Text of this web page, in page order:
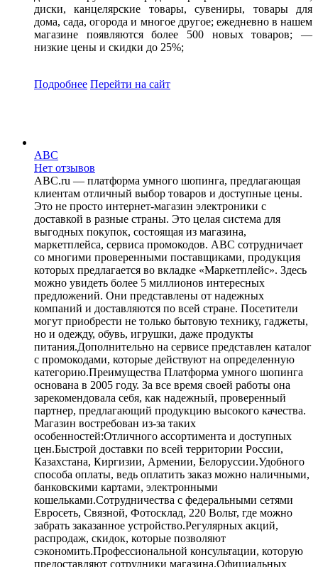
диски, канцелярские товары, сувениры, товары для
дома, сада, огорода и многое другое; ежедневно в нашем
магазине появляются более 500 новых товаров; —
низкие цены и скидки до 25%;
Подробнее Перейти на сайт
ABC
Нет отзывов
ABC.ru — платформа умного шопинга, предлагающая
клиентам отличный выбор товаров и доступные цены.
Это не просто интернет-магазин электроники с
доставкой в разные страны. Это целая система для
выгодных покупок, состоящая из магазина,
маркетплейса, сервиса промокодов. ABC сотрудничает
со многими проверенными поставщиками, продукция
которых предлагается во вкладке «Маркетплейс». Здесь
можно увидеть более 5 миллионов интересных
предложений. Они представлены от надежных
компаний и доставляются по всей стране. Посетители
могут приобрести не только бытовую технику, гаджеты,
но и одежду, обувь, игрушки, даже продукты
питания.Дополнительно на сервисе представлен каталог
с промокодами, которые действуют на определенную
категорию.Преимущества Платформа умного шопинга
основана в 2005 году. За все время своей работы она
зарекомендовала себя, как надежный, проверенный
партнер, предлагающий продукцию высокого качества.
Магазин востребован из-за таких
особенностей:Отличного ассортимента и доступных
цен.Быстрой доставки по всей территории России,
Казахстана, Киргизии, Армении, Белоруссии.Удобного
способа оплаты, ведь оплатить заказ можно наличными,
банковскими картами, электронными
кошельками.Сотрудничества с федеральными сетями
Евросеть, Связной, Фотосклад, 220 Вольт, где можно
забрать заказанное устройство.Регулярных акций,
распродаж, скидок, которые позволяют
сэкономить.Профессиональной консультации, которую
предоставляют сотрудники магазина.Официальных